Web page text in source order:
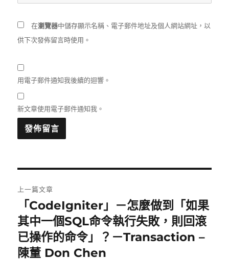
在瀏覽器中儲存顯示名稱、電子郵件地址及個人網站網址，以
供下次發佈留言時使用。
用電子郵件通知我後續的迴響。
新文章使用電子郵件通知我。
章
導
覽
上一篇文章
上
一
篇
文
「CodeIgniter」－怎麼做到「如果
其中一個SQL命令執行失敗，則回滾
已操作的命令」？－Transaction –
陳董 Don Chen